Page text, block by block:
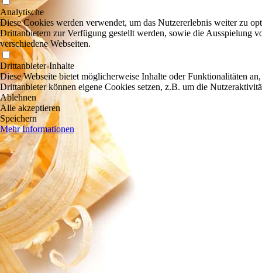
Analytische
Diese Cookies werden verwendet, um das Nutzererlebnis weiter zu
Drittanbietern zur Verfügung gestellt werden, sowie die Ausspielung
verschiedene Webseiten.
Drittanbieter-Inhalte
Diese Webseite bietet möglicherweise Inhalte oder Funktionalitäten
Drittanbieter können eigene Cookies setzen, z.B. um die
Ablehnen
Alle akzeptieren
Speichern
Mehr Informationen